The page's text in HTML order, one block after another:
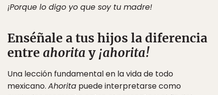
¡Porque lo digo yo que soy tu madre!
Enséñale a tus hijos la diferencia
entre ahoritay ¡ahorita!
Una lección fundamental en la vida de todo
mexicano. Ahorita puede interpretarse como